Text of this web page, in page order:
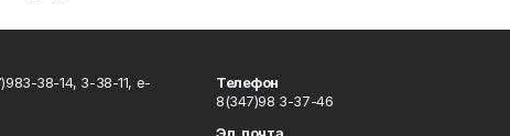
38-14, 3-38-11, e-
Телефон
8(347)98 3-37-46